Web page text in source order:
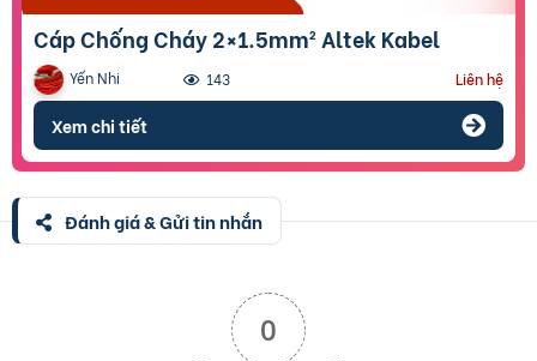
Cáp Chống Cháy 2×1.5mm² Altek Kabel
Yến Nhi 143 Liên hệ
Xem chi tiết
Đánh giá & Gửi tin nhắn
0